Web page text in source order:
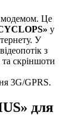
модемом. Це
у
У
з
та скріншоти
3G/GPRS.
для